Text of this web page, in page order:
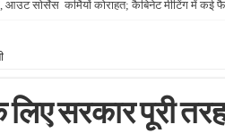
सोर्सेस कर्मियों कोराहत; कैबिनेट मीटिंग में कई
सरकार पूरी